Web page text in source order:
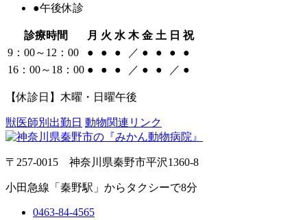
●午後休診
診療時間 月 火 水 木 金 土 日 祝
9：00～12：00
● ● ● ／ ● ● ●
●
16：00～18：00 ● ● ● ／ ● ● ／ ●
【休診日】木曜・日曜午後
獣医師別出勤日 動物関連リンク
〒257-0015 神奈川県秦野市平沢1360-8
小田急線「秦野駅」からタクシーで8分
0463-84-4565